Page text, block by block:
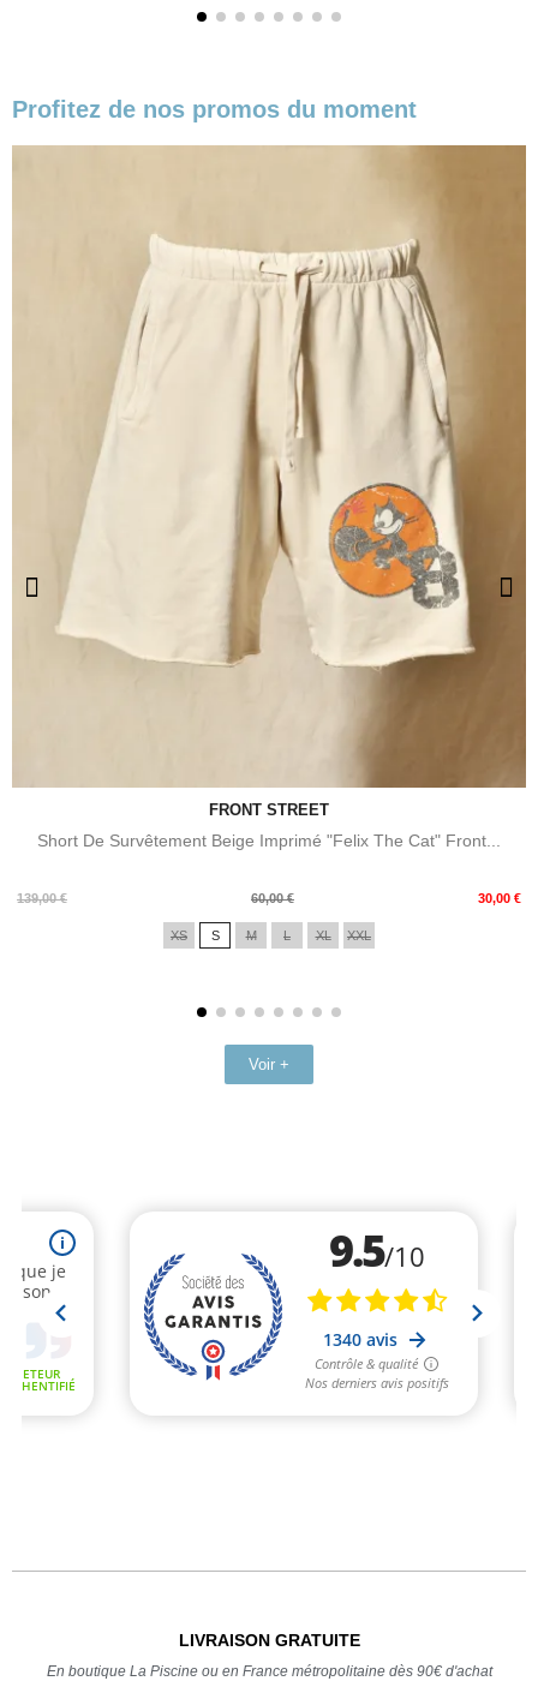
Profitez de nos promos du moment
FRONT STREET
Short De Survêtement Beige Imprimé "Felix The Cat" Front...
139,00 €
Prix
60,00 € 30,00 €
Prix
XS S M L XL XXL
Voir +
LIVRAISON GRATUITE
En boutique La Piscine ou en France métropolitaine dès 90€ d'achat